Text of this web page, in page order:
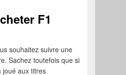
F1
souhaitez suivre une
Sachez toutefois que si
joué aux titres